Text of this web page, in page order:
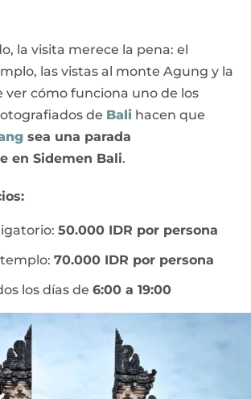
la visita merece la pena: el
las vistas al monte Agung y la
ver cómo funciona uno de los
de Bali hacen que
sea una parada
en Sidemen Bali.
50.000 IDR por persona
70.000 IDR por persona
los días de 6:00 a 19:00